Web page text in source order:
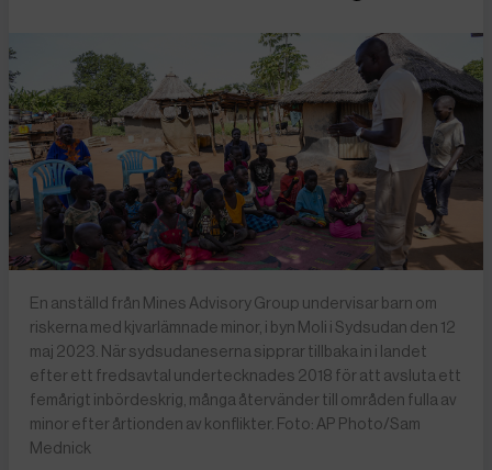
En anställd från Mines Advisory Group undervisar barn om
riskerna med kjvarlämnade minor, i byn Moli i Sydsudan den 12
maj 2023. När sydsudaneserna sipprar tillbaka in i landet
efter ett fredsavtal undertecknades 2018 för att avsluta ett
femårigt inbördeskrig, många återvänder till områden fulla av
minor efter årtionden av konflikter. Foto: AP Photo/Sam
Mednick